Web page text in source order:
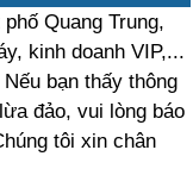
Quang Trung,
kinh doanh VIP,...
bạn thấy thông
đảo, vui lòng báo
tôi xin chân